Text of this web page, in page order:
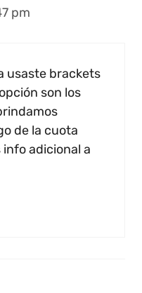
pm
usaste brackets
son los
de la cuota
info adicional a